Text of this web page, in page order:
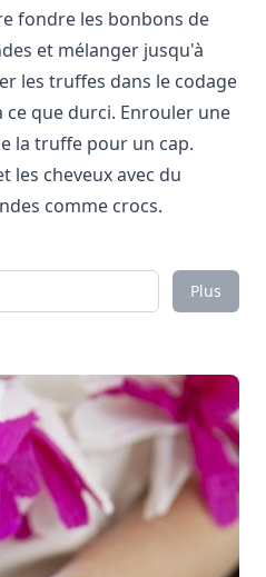
fondre les bonbons de
et mélanger jusqu'à
les truffes dans le codage
que durci. Enrouler une
la truffe pour un cap.
les cheveux avec du
comme crocs.
Plus